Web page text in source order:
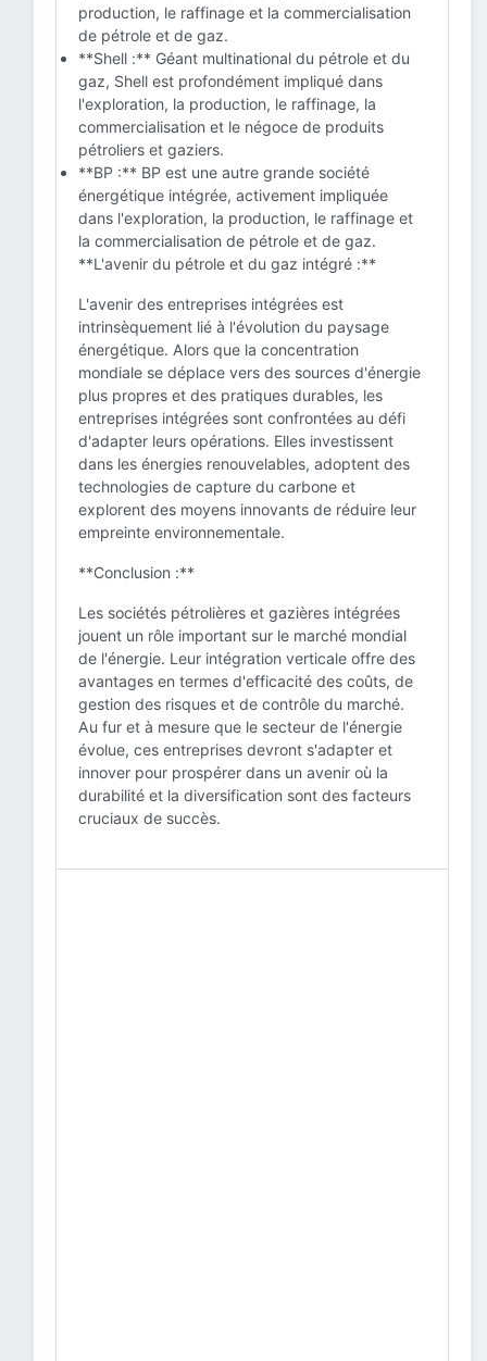
production, le raffinage et la commercialisation
de pétrole et de gaz.
**Shell :** Géant multinational du pétrole et du
gaz, Shell est profondément impliqué dans
l'exploration, la production, le raffinage, la
commercialisation et le négoce de produits
pétroliers et gaziers.
**BP :** BP est une autre grande société
énergétique intégrée, activement impliquée
dans l'exploration, la production, le raffinage et
la commercialisation de pétrole et de gaz.
**L'avenir du pétrole et du gaz intégré :**
L'avenir des entreprises intégrées est
intrinsèquement lié à l'évolution du paysage
énergétique. Alors que la concentration
mondiale se déplace vers des sources d'énergie
plus propres et des pratiques durables, les
entreprises intégrées sont confrontées au défi
d'adapter leurs opérations. Elles investissent
dans les énergies renouvelables, adoptent des
technologies de capture du carbone et
explorent des moyens innovants de réduire leur
empreinte environnementale.
**Conclusion :**
Les sociétés pétrolières et gazières intégrées
jouent un rôle important sur le marché mondial
de l'énergie. Leur intégration verticale offre des
avantages en termes d'efficacité des coûts, de
gestion des risques et de contrôle du marché.
Au fur et à mesure que le secteur de l'énergie
évolue, ces entreprises devront s'adapter et
innover pour prospérer dans un avenir où la
durabilité et la diversification sont des facteurs
cruciaux de succès.